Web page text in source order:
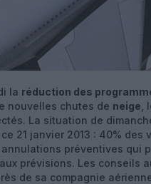
la réduction des
nouvelles chutes de neige
La situation de
21 janvier 2013 : 40% des
annulations préventives qui
prévisions. Les conseils
de sa compagnie